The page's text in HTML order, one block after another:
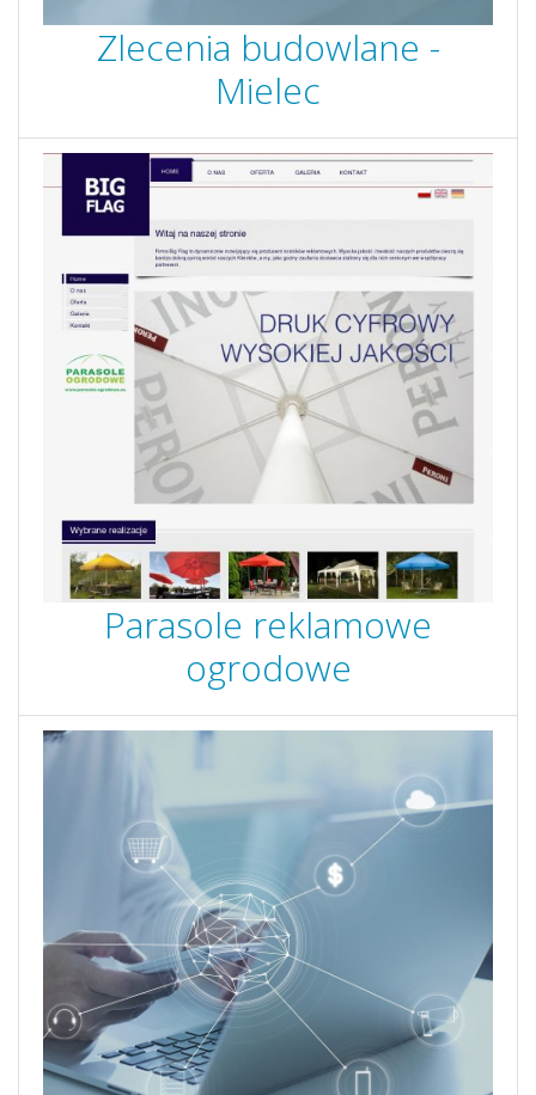
Zlecenia budowlane -
Mielec
Parasole reklamowe
ogrodowe